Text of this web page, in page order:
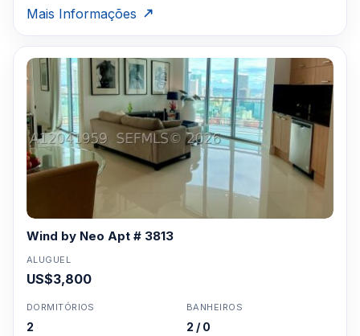
Mais Informações
Wind by Neo Apt # 3813
ALUGUEL
US$3,800
DORMITÓRIOS
2
BANHEIROS
2 / 0